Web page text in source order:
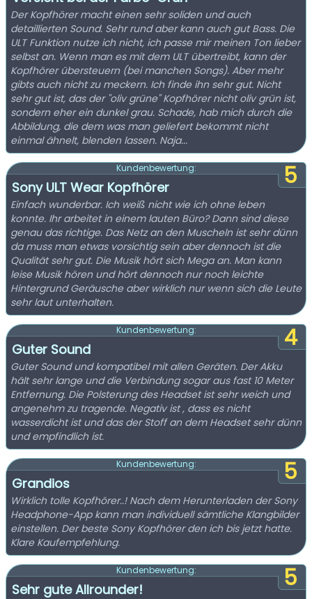
Der Kopfhörer macht einen sehr soliden und auch
detaillierten Sound. Sehr rund aber kann auch gut Bass. Die
ULT Funktion nutze ich nicht, ich passe mir meinen Ton lieber
selbst an. Wenn man es mit dem ULT übertreibt, kann der
Kopfhörer übersteuern (bei manchen Songs). Aber mehr
gibts auch nicht zu meckern. Ich finde ihn sehr gut. Nicht
sehr gut ist, das der "oliv grüne" Kopfhörer nicht oliv grün ist,
sondern eher ein dunkel grau. Schade, hab mich durch die
Abbildung, die dem was man geliefert bekommt nicht
einmal ähnelt, blenden lassen. Naja...
5
Kundenbewertung:
Sony ULT Wear Kopfhörer
Einfach wunderbar. Ich weiß nicht wie ich ohne leben
konnte. Ihr arbeitet in einem lauten Büro? Dann sind diese
genau das richtige. Das Netz an den Muscheln ist sehr dünn
da muss man etwas vorsichtig sein aber dennoch ist die
Qualität sehr gut. Die Musik hört sich Mega an. Man kann
leise Musik hören und hört dennoch nur noch leichte
Hintergrund Geräusche aber wirklich nur wenn sich die Leute
sehr laut unterhalten.
4
Kundenbewertung:
Guter Sound
Guter Sound und kompatibel mit allen Geräten. Der Akku
hält sehr lange und die Verbindung sogar aus fast 10 Meter
Entfernung. Die Polsterung des Headset ist sehr weich und
angenehm zu tragende. Negativ ist , dass es nicht
wasserdicht ist und das der Stoff an dem Headset sehr dünn
und empfindlich ist.
5
Kundenbewertung:
Grandios
Wirklich tolle Kopfhörer..! Nach dem Herunterladen der Sony
Headphone-App kann man individuell sämtliche Klangbilder
einstellen. Der beste Sony Kopfhörer den ich bis jetzt hatte.
Klare Kaufempfehlung.
5
Kundenbewertung:
Sehr gute Allrounder!